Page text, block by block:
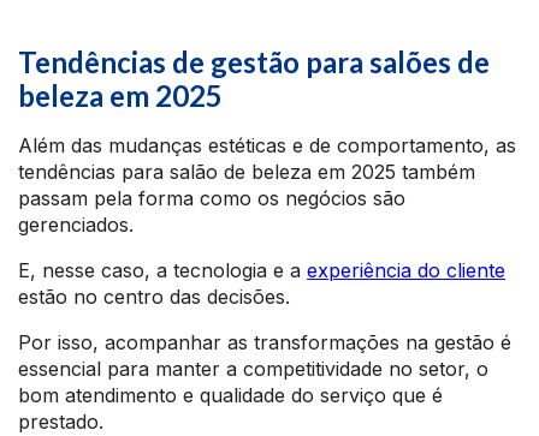
Tendências de gestão para salões de
beleza em 2025
Além das mudanças estéticas e de comportamento, as
tendências para salão de beleza em 2025 também
passam pela forma como os negócios são
gerenciados.
E, nesse caso, a tecnologia e a experiência do cliente
estão no centro das decisões.
Por isso, acompanhar as transformações na gestão é
essencial para manter a competitividade no setor, o
bom atendimento e qualidade do serviço que é
prestado.